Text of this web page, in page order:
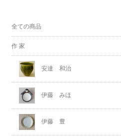
全ての商品
作 家
安達 和治
伊藤 みほ
伊藤 豊